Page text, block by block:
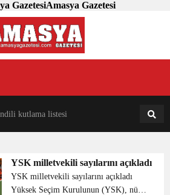
GazetesiAmasya Gazetesi
kutlama listesi 18:31
YSK milletvekili sayılarını açıkladı
YSK milletvekili sayılarını açıkladı
Yüksek Seçim Kurulunun (YSK), nüfus